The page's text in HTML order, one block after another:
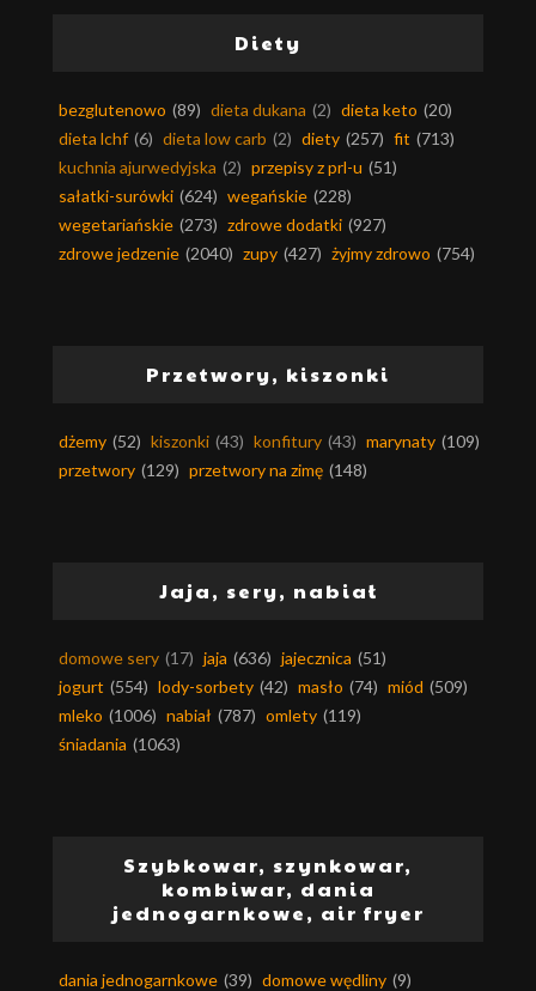
Diety
bezglutenowo (89) dieta dukana (2) dieta keto (20)
dieta lchf (6) dieta low carb (2) diety (257) fit (713)
kuchnia ajurwedyjska (2) przepisy z prl-u (51)
sałatki-surówki (624) wegańskie (228)
wegetariańskie (273) zdrowe dodatki (927)
zdrowe jedzenie (2040) zupy (427) żyjmy zdrowo (754)
Przetwory, kiszonki
dżemy (52) kiszonki (43) konfitury (43) marynaty (109)
przetwory (129) przetwory na zimę (148)
Jaja, sery, nabiał
domowe sery (17) jaja (636) jajecznica (51)
jogurt (554) lody-sorbety (42) masło (74) miód (509)
mleko (1006) nabiał (787) omlety (119)
śniadania (1063)
Szybkowar, szynkowar,
kombiwar, dania
jednogarnkowe, air fryer
dania jednogarnkowe (39) domowe wędliny (9)